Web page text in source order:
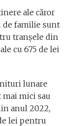
ale căror
de familie sunt
tranșele din
cu 675 de lei
lunare
mici sau
anul 2022,
lei pentru